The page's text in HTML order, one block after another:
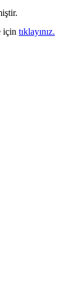
için tıklayınız.